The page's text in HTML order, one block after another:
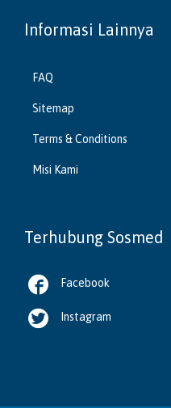
Informasi Lainnya
FAQ
Sitemap
Terms & Conditions
Misi Kami
Terhubung Sosmed
 Facebook
 Instagram